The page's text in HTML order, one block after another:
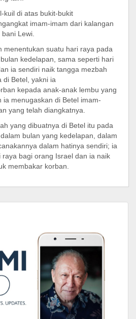
kuil di atas bukit-bukit
imam-imam dari kalangan
Lewi.
menentukan suatu hari raya pada
kedelapan, sama seperti hari
ia sendiri naik tangga mezbah
di Betel, yakni ia
kepada anak-anak lembu yang
ia menugaskan di Betel imam-
yang telah diangkatnya.
yang dibuatnya di Betel itu pada
bulan yang kedelapan, dalam
dalam hatinya sendiri; ia
bagi orang Israel dan ia naik
membakar korban.